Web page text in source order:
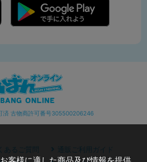
済 古物商許可番号305500206246
あるご質問
通販ご利用ガイド
客様に適した商品及び情報を提供